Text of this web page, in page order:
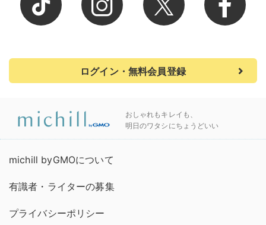
ログイン・無料会員登録
おしゃれもキレイも、
明日のワタシにちょうどいい
michill byGMOについて
有識者・ライターの募集
プライバシーポリシー